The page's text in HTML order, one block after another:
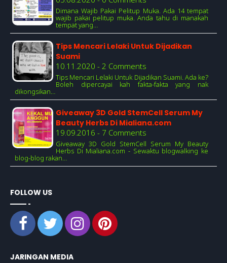
Dimana Wajib Pakai Pelitup Muka. Ada 14 tempat
wajib pakai pelitup muka. Anda tahu di manakah
tempat yang…
Tips Mencari Lelaki Untuk Dijadikan
Suami
10.11.2020 - 2 Comments
Tips Mencari Lelaki Untuk Dijadikan Suami. Ada ke?
Boleh dipercayai kah fakta-fakta yang nak
dikongsikan…
Giveaway 3D Gold StemCell Serum My
Beauty Herbs Di Mialiana.com
19.09.2016 - 7 Comments
Giveaway 3D Gold StemCell Serum My Beauty
Herbs Di Mialiana.com - Sewaktu blogwalking ke
blog-blog rakan…
FOLLOW US
JARINGAN MEDIA